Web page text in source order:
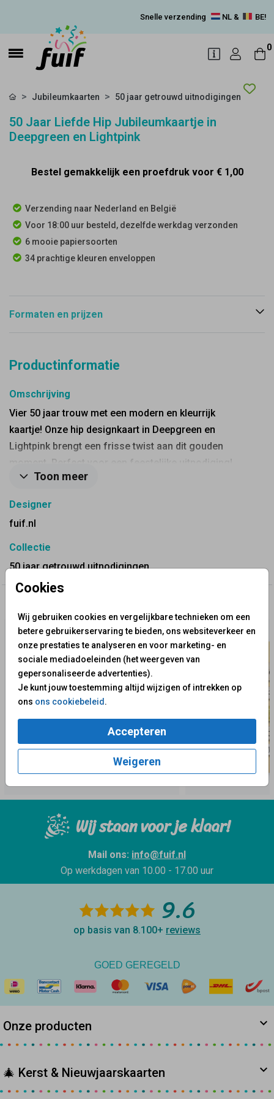
Snelle verzending NL & BE!
0
Cookies
Wij gebruiken cookies en vergelijkbare technieken om een
betere gebruikerservaring te bieden, ons websiteverkeer en
onze prestaties te analyseren en voor marketing- en
sociale mediadoeleinden (het weergeven van
gepersonaliseerde advertenties).
Je kunt jouw toestemming altijd wijzigen of intrekken op
ons ons cookiebeleid.
Accepteren
Weigeren
Jubileumkaarten 50 jaar getrouwd uitnodigingen
50 Jaar Liefde Hip Jubileumkaartje in
Deepgreen en Lightpink
Bestel gemakkelijk een proefdruk voor € 1,00
Verzending naar Nederland en België
Voor 18:00 uur besteld, dezelfde werkdag verzonden
6 mooie papiersoorten
34 prachtige kleuren enveloppen
Formaten en prijzen
Productinformatie
Omschrijving
Vier 50 jaar trouw met een modern en kleurrijk
kaartje! Onze hip designkaart in Deepgreen en
Lightpink brengt een frisse twist aan dit gouden
moment. Perfect voor een feestelijke uitnodiging!
Toon meer
Designer
fuif.nl
Collectie
50 jaar getrouwd uitnodigingen
Wij staan voor je klaar!
Mail ons: info@fuif.nl
Op werkdagen van 10.00 - 17.00 uur
9.6
op basis van 8.100+ reviews
GOED GEREGELD
Onze producten
🎄 Kerst & Nieuwjaarskaarten